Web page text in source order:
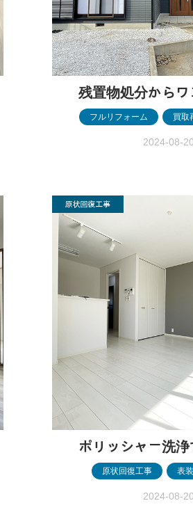
残置物処分から
フルリフォーム , 買取
2024-08-20
崎市］ before after
報 築29年・木造２階建
平米 予算目安 約480万
ポリッシャー洗
原状回復工事 , 表
2024-08-20